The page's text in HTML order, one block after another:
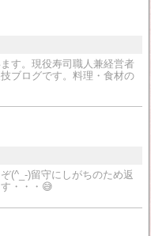
す。現役寿司職人兼経営者
ブログです。料理・食材の
(^_-)留守にしがちのため返
・・・😅